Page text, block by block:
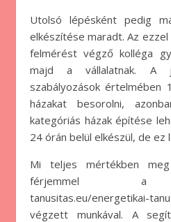
Utolsó lépésként pedig
elkészítése maradt. Az
felmérést végző kolléga
majd a vállalatnak. A
szabályozások értelmében
házakat besorolni,
kategóriás házak építése
24 órán belül elkészül, de ez
Mi teljes mértékben
férjemmel a
tanusitas.eu/energetikai-
végzett munkával. A